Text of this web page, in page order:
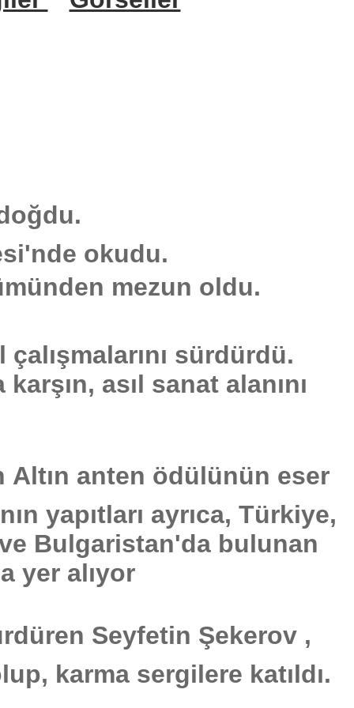
okudu.
mezun oldu.
sürdürdü.
asıl sanat alanını
anten ödülünün eser
yapıtları ayrıca, Türkiye,
Bulgaristan'da bulunan
yer alıyor
Seyfetin Şekerov ,
karma sergilere katıldı.